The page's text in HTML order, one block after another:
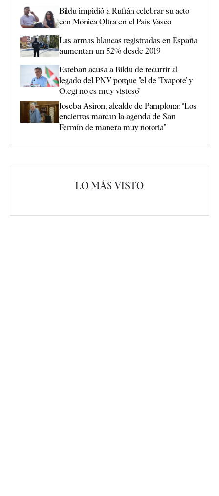
Bildu impidió a Rufián celebrar su acto
con Mónica Oltra en el País Vasco
Las armas blancas registradas en España
aumentan un 52% desde 2019
Esteban acusa a Bildu de recurrir al
legado del PNV porque "el de 'Txapote' y
Otegi no es muy vistoso"
Joseba Asiron, alcalde de Pamplona: “Los
encierros marcan la agenda de San
Fermín de manera muy notoria”
LO MÁS VISTO